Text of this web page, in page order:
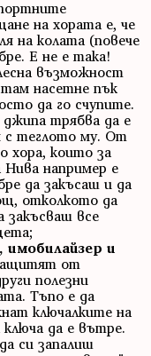
на хората е, че
на колата (повече
Е не е така!
възможност
насетне пък
да го счупите.
трябва да е
с теглото му. От
хора, които за
например е
да закъсаш и да
отколкото да
закъсваш все
и
от
полезни
Тъпо е да
ключалките на
да е вътре.
си запалиш